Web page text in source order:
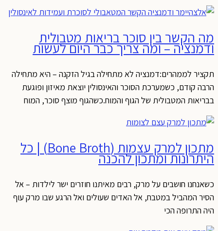
מה הקשר בין סוכר בריאות מטבולית
ודמנציה – ומה צריך כבר היום לעשות
תקציר לממהרים:דמנציה לא מתחילה בגיל הזקנה – היא מתחילה
הרבה קודם, כשמערכת הסוכר והאינסולין יוצאת מאיזון ופוגעת
בבריאות המטבולית של הגוף והמוח.כשהגוף מוצף סוכר, המוח
מתכון למרק עצמות (Bone Broth) | כל
היתרונות ומתכון להכנה
כשאנחנו חושבים על מרק, רבים מאיתנו חוזרים ישר לילדות – אל
הסיר המהביל במטבח, אל האדים שעולים ואל הרגע שבו מרק עוף
היה התרופה הכי